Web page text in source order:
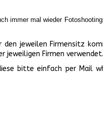
immer mal wieder
den jeweilen Firmensitz
jeweiligen Firmen verwendet.
bitte einfach per Mail